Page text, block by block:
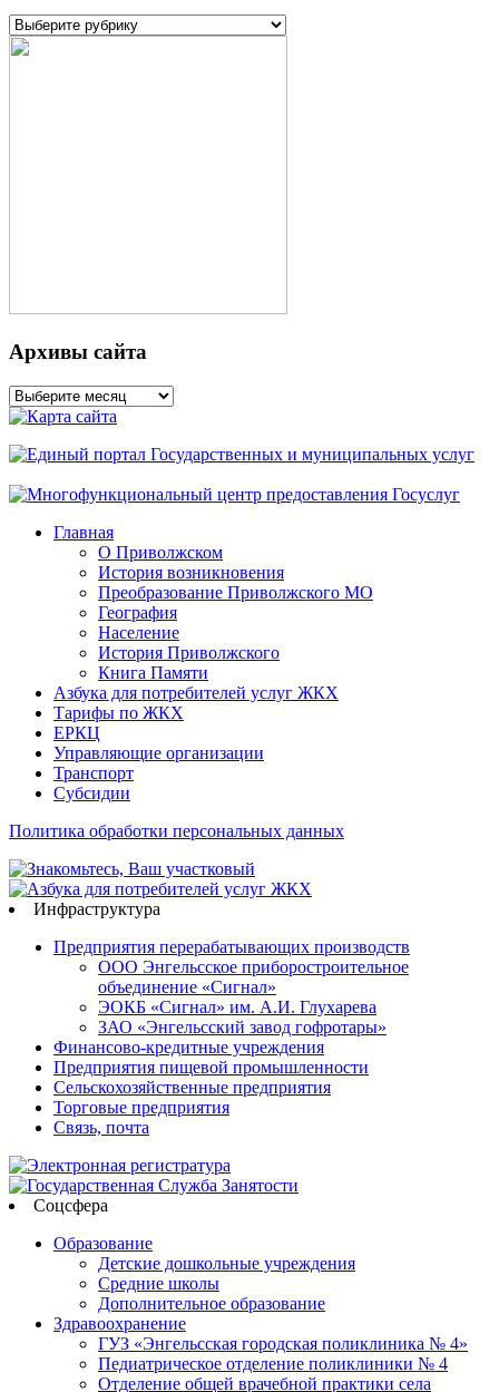
Рубрики
Архивы сайта
Архивы
сайта
Главная
О Приволжском
История возникновения
Преобразование Приволжского МО
География
Население
История Приволжского
Книга Памяти
Азбука для потребителей услуг ЖКХ
Тарифы по ЖКХ
ЕРКЦ
Управляющие организации
Транспорт
Субсидии
Политика обработки персональных данных
Инфраструктура
Предприятия перерабатывающих производств
ООО Энгельсское приборостроительное
объединение «Сигнал»
ЭОКБ «Сигнал» им. А.И. Глухарева
ЗАО «Энгельсский завод гофротары»
Финансово-кредитные учреждения
Предприятия пищевой промышленности
Сельскохозяйственные предприятия
Торговые предприятия
Связь, почта
Соцсфера
Образование
Детские дошкольные учреждения
Средние школы
Дополнительное образование
Здравоохранение
ГУЗ «Энгельсская городская поликлиника № 4»
Педиатрическое отделение поликлиники № 4
Отделение общей врачебной практики села